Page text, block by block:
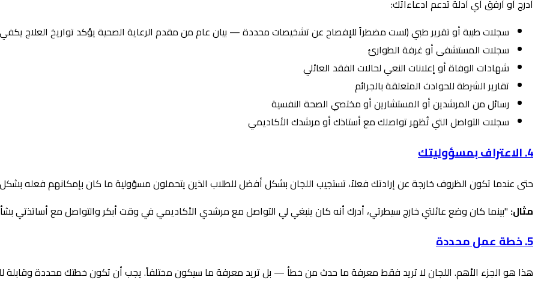
أدرج أو أرفق أي أدلة تدعم ادعاءاتك:
سجلات طبية أو تقرير طبي (لست مضطراً للإفصاح عن تشخيصات محددة — بيان عام من مقدم الرعاية الصحية يؤكد تواريخ العلاج
سجلات المستشفى أو غرفة الطوارئ
شهادات الوفاة أو إعلانات النعي لحالات الفقد العائلي
تقارير الشرطة للحوادث المتعلقة بالجرائم
رسائل من المرشدين أو المستشارين أو مختصي الصحة النفسية
سجلات التواصل التي تُظهر تواصلك مع أستاذك أو مرشدك الأكاديمي
4. الاعتراف بمسؤوليتك
حتى عندما تكون الظروف خارجة عن إرادتك فعلاً، تستجيب اللجان بشكل أفضل للطلاب الذين يتحملون مسؤولية ما كان بإمكانهم فعله
مثال: "بينما كان وضع عائلتي خارج سيطرتي، أدرك أنه كان ينبغي لي التواصل مع مرشدي الأكاديمي في وقت أبكر والتواصل مع أساتذتي
5. خطة عمل محددة
هذا هو الجزء الأهم. اللجان لا تريد فقط معرفة ما حدث من خطأ — بل تريد معرفة ما سيكون مختلفاً. يجب أن تكون خطتك محددة وقابلة